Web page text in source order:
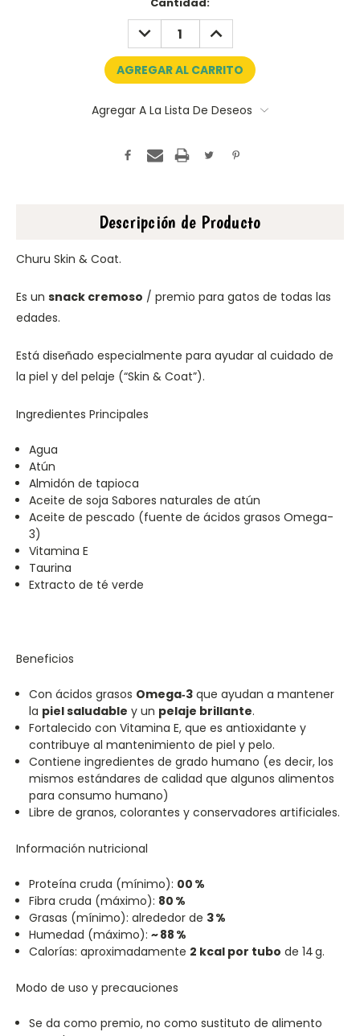
Disponibles:Cantidad:
RESTAR: AÑADIR:
Agregar A La Lista De Deseos
Descripción de Producto
Churu Skin & Coat.
Es un snack cremoso / premio para gatos de todas las
edades.
Está diseñado especialmente para ayudar al cuidado de
la piel y del pelaje (“Skin & Coat”).
Ingredientes Principales
Agua
Atún
Almidón de tapioca
Aceite de soja Sabores naturales de atún
Aceite de pescado (fuente de ácidos grasos Omega-
3)
Vitamina E
Taurina
Extracto de té verde
Beneficios
Con ácidos grasos Omega‑3 que ayudan a mantener
la piel saludable y un pelaje brillante.
Fortalecido con Vitamina E, que es antioxidante y
contribuye al mantenimiento de piel y pelo.
Contiene ingredientes de grado humano (es decir, los
mismos estándares de calidad que algunos alimentos
para consumo humano)
Libre de granos, colorantes y conservadores artificiales.
Información nutricional
Proteína cruda (mínimo): 00 %
Fibra cruda (máximo): 80 %
Grasas (mínimo): alrededor de 3%
Humedad (máximo):~88 %
Calorías: aproximadamente 2 kcal por tubo de 14 g.
Modo de uso y precauciones
Se da como premio, no como sustituto de alimento